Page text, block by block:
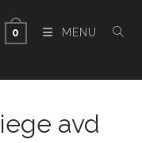
0 MENU
avd